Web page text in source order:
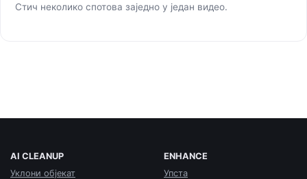
Стич неколико спотова заједно у један видео.
AI CLEANUP
Уклони објекат
ENHANCE
Упста